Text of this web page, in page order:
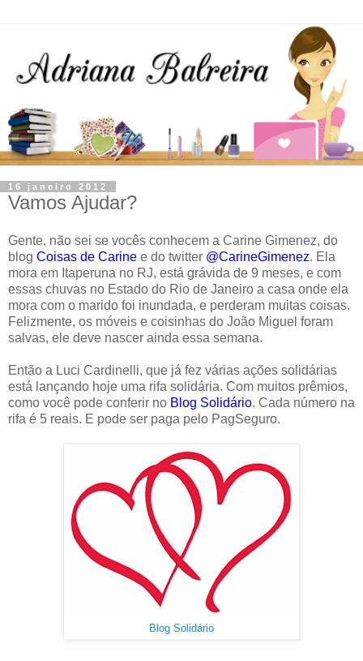
16 janeiro 2012
Vamos Ajudar?
Gente, não sei se vocês conhecem a Carine Gimenez, do
blog Coisas de Carine e do twitter @CarineGimenez. Ela
mora em Itaperuna no RJ, está grávida de 9 meses, e com
essas chuvas no Estado do Rio de Janeiro a casa onde ela
mora com o marido foi inundada, e perderam muitas coisas.
Felizmente, os móveis e coisinhas do João Miguel foram
salvas, ele deve nascer ainda essa semana.
Então a Luci Cardinelli, que já fez várias ações solidárias
está lançando hoje uma rifa solidária. Com muitos prêmios,
como você pode conferir no Blog Solidário. Cada número na
rifa é 5 reais. E pode ser paga pelo PagSeguro.
Blog Solidário